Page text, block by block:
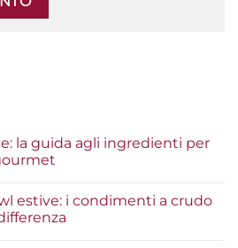
la guida agli ingredienti per
estive: i condimenti a crudo